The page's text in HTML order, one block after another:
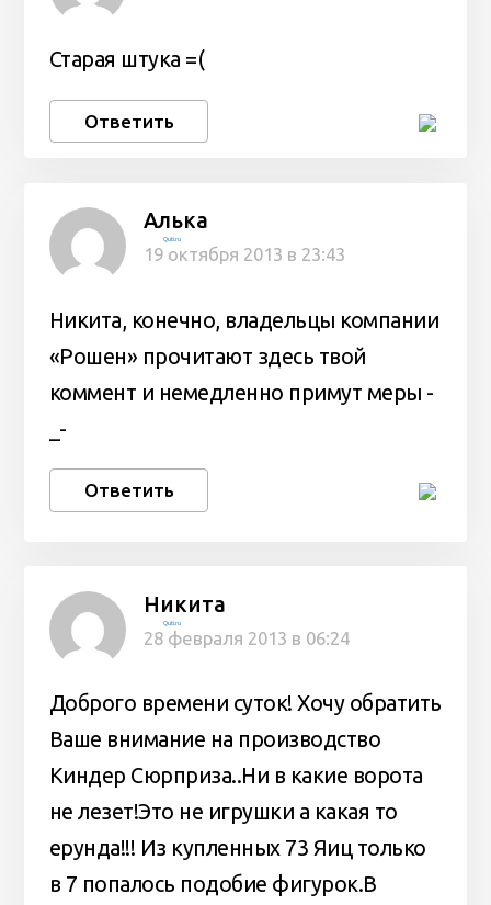
Старая штука =(
Ответить
Алька
Quti.ru
19 октября 2013 в 23:43
Никита, конечно, владельцы компании
«Рошен» прочитают здесь твой
коммент и немедленно примут меры -
_-
Ответить
Никита
Quti.ru
28 февраля 2013 в 06:24
Доброго времени суток! Хочу обратить
Ваше внимание на производство
Киндер Сюрприза..Ни в какие ворота
не лезет!Это не игрушки а какая то
ерунда!!! Из купленных 73 Яиц только
в 7 попалось подобие фигурок.В